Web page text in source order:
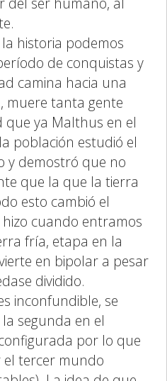
historia podemos
de conquistas y
camina hacia una
muere tanta gente
que ya Malthus en el
población estudió el
y demostró que no
que la que la tierra
esto cambió el
cuando entramos
fría, etapa en la
en bipolar a pesar
dividido.
inconfundible, se
segunda en el
por lo que
tercer mundo